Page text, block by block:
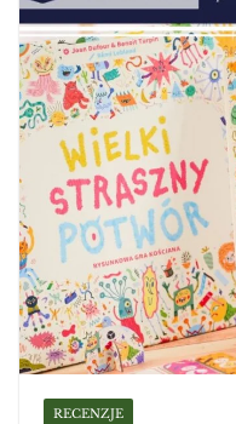
RECENZJE